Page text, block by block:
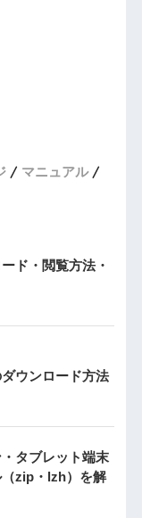
マニュアル
ド・閲覧方法・
ウンロード方法
タブレット端末
zip・lzh）を解